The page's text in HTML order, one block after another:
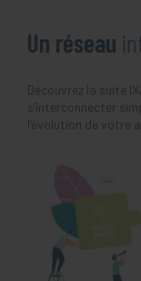
Un réseau
Découvrez la suite
s’interconnecter
l’évolution de votre